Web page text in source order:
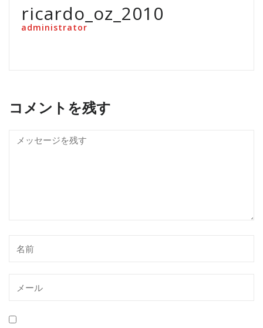
ricardo_oz_2010
administrator
コメントを残す